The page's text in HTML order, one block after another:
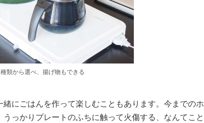
類から選べ、揚げ物もできる
にごはんを作って楽しむこともあります。今までのホ
っかりプレートのふちに触って火傷する、なんてこと